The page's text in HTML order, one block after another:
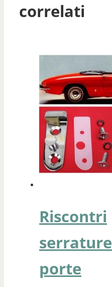
correlati
Riscontri
serrature
porte